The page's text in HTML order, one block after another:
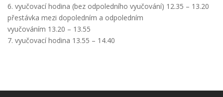
6. vyučovací hodina (bez odpoledního vyučování) 12.35 – 13.20
přestávka mezi dopoledním a odpoledním
vyučováním 13.20 – 13.55
7. vyučovací hodina 13.55 – 14.40